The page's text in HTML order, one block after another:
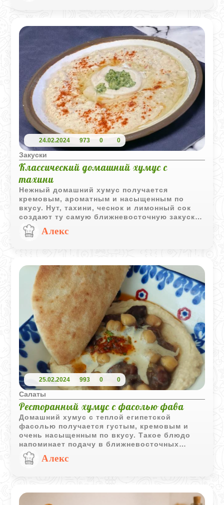
блюда в соответствии с личными вкусами.
24.02.2024 973 0 0
Закуски
Классический домашний хумус с
тахини
Нежный домашний хумус получается
кремовым, ароматным и насыщенным по
вкусу. Нут, тахини, чеснок и лимонный сок
создают ту самую ближневосточную закуску,
которая отлично сочетается с лепешками,
овощами и мясом на гриле.
Алекс
25.02.2024 993 0 0
Салаты
Ресторанный хумус с фасолью фава
Домашний хумус с теплой египетской
фасолью получается густым, кремовым и
очень насыщенным по вкусу. Такое блюдо
напоминает подачу в ближневосточных
ресторанах, особенно если дополнить его
оливковым маслом, тахини и теплой питой.
Алекс